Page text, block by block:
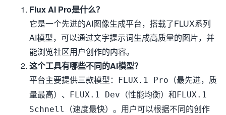
Flux AI Pro是什么？
它是一个先进的AI图像生成平台，搭载了FLUX系列
AI模型，可以通过文字提示词生成高质量的图片，并
能浏览社区用户创作的内容。
这个工具有哪些不同的AI模型？
平台主要提供三款模型：
FLUX.1 Pro
（最先进，质
量最高）、
FLUX.1 Dev （性能均衡）和FLUX.1
Schnell
（速度最快）。用户可以根据不同的创作